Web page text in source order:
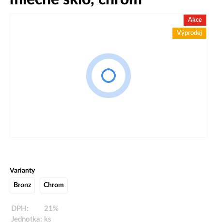
Akce
Výprodej
Varianty
Bronz Chrom
DPH:
21%
Jednotka: ks